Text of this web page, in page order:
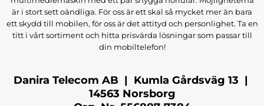
är i stort sett oändliga. För oss är ett skal så mycket mer än bara
ett skydd till mobilen, för oss är det attityd och personlighet. Ta en
titt i vårt sortiment och hitta prisvärda lösningar som passar till
din mobiltelefon!
Danira Telecom AB | Kumla Gårdsväg 13 |
14563 Norsborg